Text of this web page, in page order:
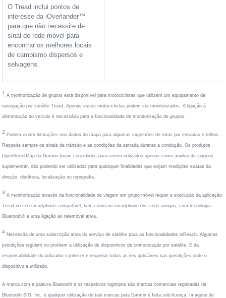
O Tread inclui pontos de
interesse da iOverlander™
para que não necessite de
sinal de rede móvel para
encontrar os melhores locais
de campismo dispersos e
selvagens.
1
A monitorização de grupos está disponível para motociclistas que utilizem um equipamento de
navegação por satélite Tread. Apenas esses motociclistas podem ser monitorizados. A ligação à
alimentação do veículo é necessária para a funcionalidade de monitorização de grupos.
2
Podem existir limitações nos dados do mapa para algumas sugestões de rotas por estradas e trilhos.
Respeite sempre os sinais de trânsito e as condições da estrada durante a condução. Os produtos
OpenStreetMap da Garmin foram concebidos para serem utilizados apenas como auxiliar de viagens
suplementar, não podendo ser utilizados para quaisquer finalidades que exijam medições exatas da
direção, distância, localização ou topografia.
3
A monitorização através da funcionalidade de viagem em grupo móvel requer a execução da aplicação
Tread no seu smartphone compatível, bem como no smartphone dos seus amigos, com tecnologia
Bluetooth® e uma ligação ao telemóvel ativa.
4
Necessita de uma subscrição ativa do serviço de satélite para as funcionalidades inReach. Algumas
jurisdições regulam ou proíbem a utilização de dispositivos de comunicação por satélite. É da
responsabilidade do utilizador conhecer e respeitar todas as leis aplicáveis nas jurisdições onde o
dispositivo é utilizado.
A marca com a palavra Bluetooth e os respetivos logótipos são marcas comerciais registadas da
Bluetooth SIG, Inc. e qualquer utilização de tais marcas pela Garmin é feita sob licença. Imagens de